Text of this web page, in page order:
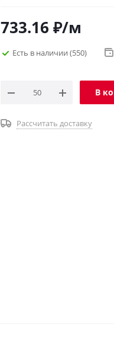
733.16 ₽/м
Есть в наличии (550)
В
Рассчитать доставку